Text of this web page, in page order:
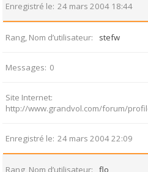
Enregistré le 24 mars 2004 18:44
Rang, Nom d’utilisateur stefw
Messages 0
Site Internet
http://www.grandvol.com/forum/
Enregistré le 24 mars 2004 22:09
Rang, Nom d’utilisateur flo